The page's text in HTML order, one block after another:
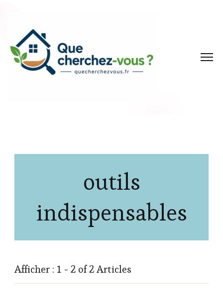
outils
indispensables
Afficher : 1 - 2 of 2 Articles